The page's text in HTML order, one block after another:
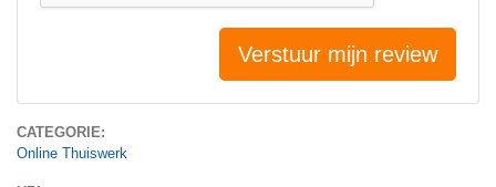
CATEGORIE:
Online Thuiswerk
Verstuur mijn review